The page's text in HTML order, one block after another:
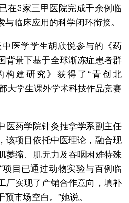
在3家三甲医院完成千余例临
临床应用的科学闭环衔接。
医学学生胡欣悦参与的《药
景下基于全球渐冻症患者群
构建研究》获得了“青创北
大学生课外学术科技作品竞赛
医药学院针灸推拿学系副主任
该项目依托中医理论，融合现
萎缩、肌无力及吞咽困难特殊
项目已通过动物实验与百例临
厂实现了产销合作意向，填补
市场空白。”她说。